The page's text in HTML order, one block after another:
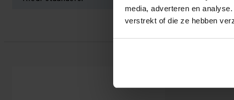
media, adverteren en
verstrekt of die ze hebben